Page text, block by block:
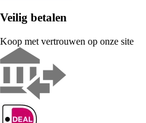
Veilig betalen
Koop met vertrouwen op onze site